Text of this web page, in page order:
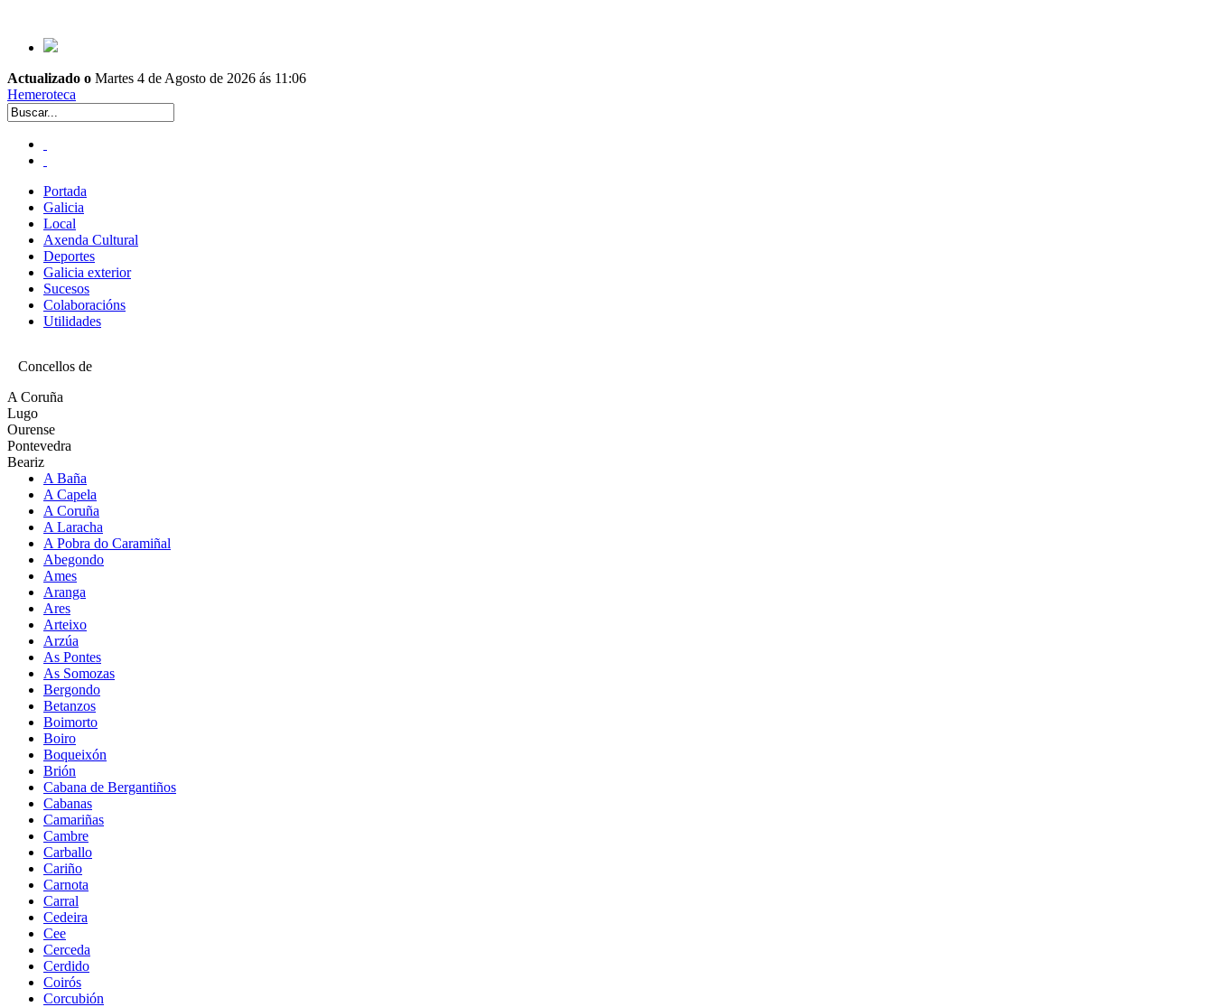
Actualizado o Martes 4 de Agosto de 2026 ás 11:06
Hemeroteca
Portada
Galicia
Local
Axenda Cultural
Deportes
Galicia exterior
Sucesos
Colaboracións
Utilidades
Concellos de
A Coruña
Lugo
Ourense
Pontevedra
Beariz
A Baña
A Capela
A Coruña
A Laracha
A Pobra do Caramiñal
Abegondo
Ames
Aranga
Ares
Arteixo
Arzúa
As Pontes
As Somozas
Bergondo
Betanzos
Boimorto
Boiro
Boqueixón
Brión
Cabana de Bergantiños
Cabanas
Camariñas
Cambre
Carballo
Cariño
Carnota
Carral
Cedeira
Cee
Cerceda
Cerdido
Coirós
Corcubión